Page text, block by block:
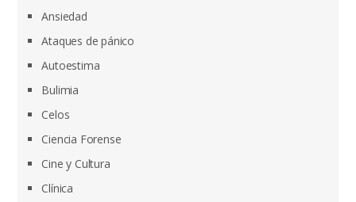
Ansiedad
Ataques de pánico
Autoestima
Bulimia
Celos
Ciencia Forense
Cine y Cultura
Clínica